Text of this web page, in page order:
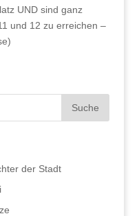
UND sind ganz
und 12 zu erreichen –
der Stadt